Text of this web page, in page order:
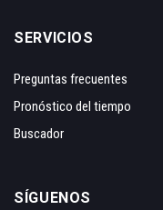
SERVICIOS
Preguntas frecuentes
Pronóstico del tiempo
Buscador
SÍGUENOS